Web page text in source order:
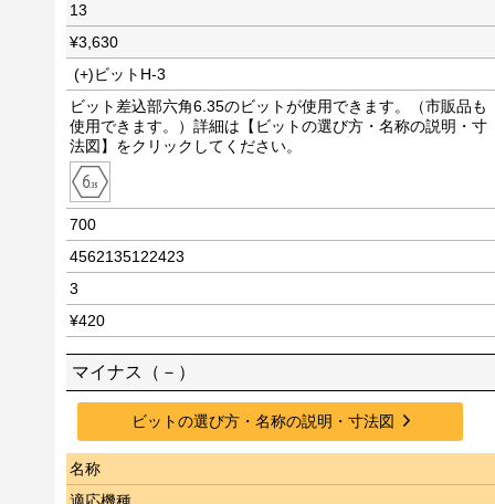
13
¥3,630
(+)ビットH-3
ビット差込部六角6.35のビットが使用できます。（市販品も
使用できます。）詳細は【ビットの選び方・名称の説明・寸
法図】をクリックしてください。
700
4562135122423
3
¥420
マイナス（－）
ビットの選び方・名称の説明・寸法図
名称